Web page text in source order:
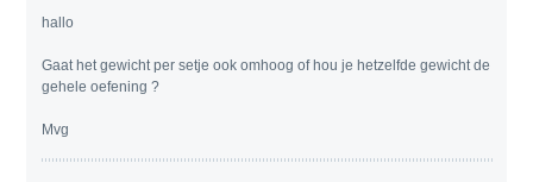
hallo
Gaat het gewicht per setje ook omhoog of hou je hetzelfde gewicht de
gehele oefening ?
Mvg